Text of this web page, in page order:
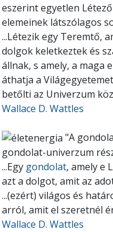
eszerint egyetlen
elemeinek látszólagos
...Létezik egy Teremtő,
dolgok keletkeztek és
állnak, s amely, a maga
áthatja a
betőlti az Univerzum
Wallace D. Wattles
"A
gondolat-univerzum
...Egy gondolat, amely e
azt a dolgot, amit az
...(ezért) világos és
arról, amit el szeretnél
Wallace D. Wattles